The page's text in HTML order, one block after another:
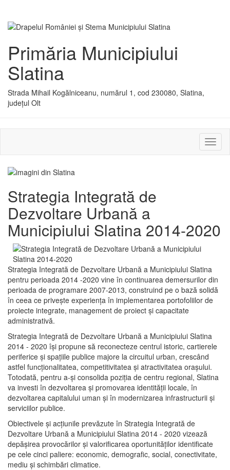
Primăria Municipiului
Slatina
Strada Mihail Kogălniceanu, numărul 1, cod 230080, Slatina,
județul Olt
sau
Strategia Integrată de
Dezvoltare Urbană a
Municipiului Slatina 2014-2020
Strategia Integrată de Dezvoltare Urbană a Municipiului Slatina
pentru perioada 2014 -2020 vine în continuarea demersurilor din
perioada de programare 2007-2013, construind pe o bază solidă
în ceea ce priveşte experienţa în implementarea portofoliilor de
proiecte integrate, management de proiect și capacitate
administrativă.
Strategia Integrată de Dezvoltare Urbană a Municipiului Slatina
2014 - 2020 își propune să reconecteze centrul istoric, cartierele
periferice şi spaţiile publice majore la circuitul urban, crescând
astfel funcţionalitatea, competitivitatea şi atractivitatea oraşului.
Totodată, pentru a-şi consolida poziţia de centru regional, Slatina
va investi în dezvoltarea şi promovarea identităţii locale, în
dezvoltarea capitalului uman şi în modernizarea infrastructurii şi
serviciilor publice.
Obiectivele şi acţiunile prevăzute în Strategia Integrată de
Dezvoltare Urbană a Municipiului Slatina 2014 - 2020 vizează
depășirea provocărilor şi valorificarea oportunităţilor identificate
pe cele cinci paliere: economic, demografic, social, conectivitate,
mediu şi schimbări climatice.